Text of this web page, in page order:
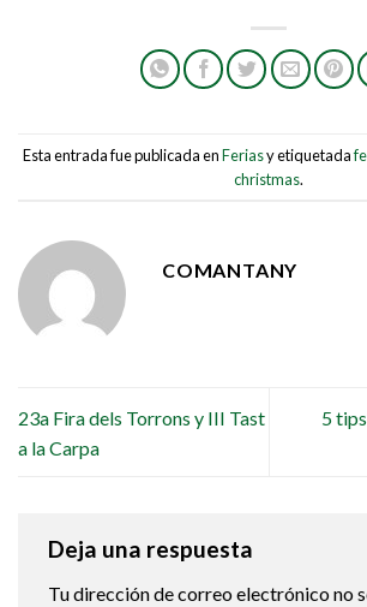
Esta entrada fue publicada enFeriasy etiquetada
christmas.
COMANTANY
23a Fira dels Torrons y III Tast
a la Carpa
5
Deja una respuesta
Tu dirección de correo electrónico no